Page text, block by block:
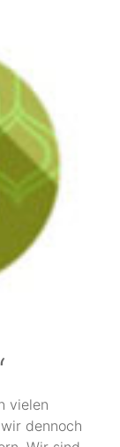
vielen
dennoch